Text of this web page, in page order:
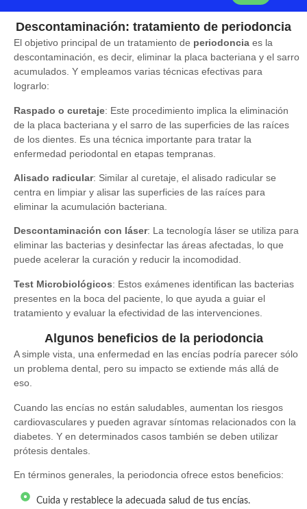
Descontaminación: tratamiento de periodoncia
El objetivo principal de un tratamiento de periodoncia es la
descontaminación, es decir, eliminar la placa bacteriana y el sarro
acumulados. Y empleamos varias técnicas efectivas para
lograrlo:
Raspado o curetaje: Este procedimiento implica la eliminación
de la placa bacteriana y el sarro de las superficies de las raíces
de los dientes. Es una técnica importante para tratar la
enfermedad periodontal en etapas tempranas.
Alisado radicular: Similar al curetaje, el alisado radicular se
centra en limpiar y alisar las superficies de las raíces para
eliminar la acumulación bacteriana.
Descontaminación con láser: La tecnología láser se utiliza para
eliminar las bacterias y desinfectar las áreas afectadas, lo que
puede acelerar la curación y reducir la incomodidad.
Test Microbiológicos: Estos exámenes identifican las bacterias
presentes en la boca del paciente, lo que ayuda a guiar el
tratamiento y evaluar la efectividad de las intervenciones.
Algunos beneficios de la periodoncia
A simple vista, una enfermedad en las encías podría parecer sólo
un problema dental, pero su impacto se extiende más allá de
eso.
Cuando las encías no están saludables, aumentan los riesgos
cardiovasculares y pueden agravar síntomas relacionados con la
diabetes. Y en determinados casos también se deben utilizar
prótesis dentales.
En términos generales, la periodoncia ofrece estos beneficios:
Cuida y restablece la adecuada salud de tus encías.